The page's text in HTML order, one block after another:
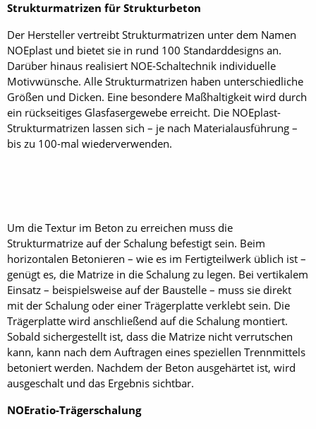
Strukturmatrizen für Strukturbeton
Der Hersteller vertreibt Strukturmatrizen unter dem Namen
NOEplast und bietet sie in rund 100 Standarddesigns an.
Darüber hinaus realisiert NOE-Schal­technik individuelle
Motivwünsche. Alle Strukturmatrizen haben unterschiedliche
Größen und Dicken. Eine besondere Maßhaltigkeit wird durch
ein rückseitiges Glasfasergewebe erreicht. Die NOEplast-
Strukturmatrizen lassen sich – je nach Materialausführung –
bis zu 100-mal wiederverwenden.
Um die Textur im Beton zu erreichen muss die
Strukturmatrize auf der Schalung befestigt sein. Beim
horizontalen Betonieren – wie es im Fertigteilwerk üblich ist –
genügt es, die Matrize in die Schalung zu legen. Bei vertikalem
Einsatz – beispielsweise auf der Baustelle – muss sie direkt
mit der Schalung oder einer Trägerplatte verklebt sein. Die
Trägerplatte wird anschließend auf die Schalung montiert.
Sobald sichergestellt ist, dass die Matrize nicht verrutschen
kann, kann nach dem Auftragen eines speziellen Trennmittels
betoniert werden. Nachdem der Beton ausgehärtet ist, wird
ausgeschalt und das Ergebnis sichtbar.
NOEratio-Trägerschalung